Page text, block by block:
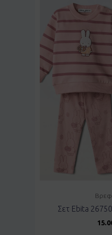
Σετ Ebita